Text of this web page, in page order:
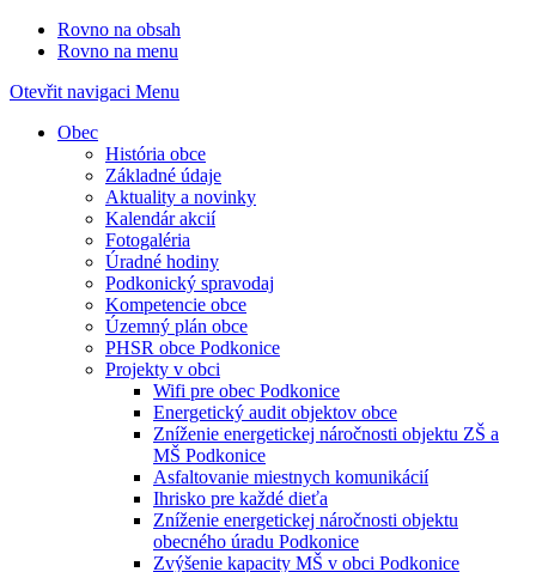
Rovno na obsah
Rovno na menu
Otevřit navigaci Menu
Obec
História obce
Základné údaje
Aktuality a novinky
Kalendár akcií
Fotogaléria
Úradné hodiny
Podkonický spravodaj
Kompetencie obce
Územný plán obce
PHSR obce Podkonice
Projekty v obci
Wifi pre obec Podkonice
Energetický audit objektov obce
Zníženie energetickej náročnosti objektu ZŠ a
MŠ Podkonice
Asfaltovanie miestnych komunikácií
Ihrisko pre každé dieťa
Zníženie energetickej náročnosti objektu
obecného úradu Podkonice
Zvýšenie kapacity MŠ v obci Podkonice